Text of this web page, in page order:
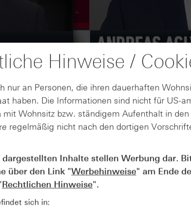
Der Blick ins Kleingedruckte:
Kündigungen bei Derivaten -
vom 04.08.2026
Hinweise /
nur an Personen, die ihren dauerhaften
haben. Die Informationen sind nicht für US-
mit Wohnsitz bzw. ständigem Aufenthalt in
regelmäßig nicht nach den dortigen
Inhalte stellen Werbung dar.
über den Link "Werbehinweise" am Ende
Rechtlichen Hinweise".
sich in: